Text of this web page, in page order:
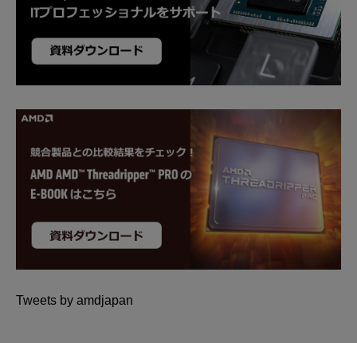
Tweets by amdjapan